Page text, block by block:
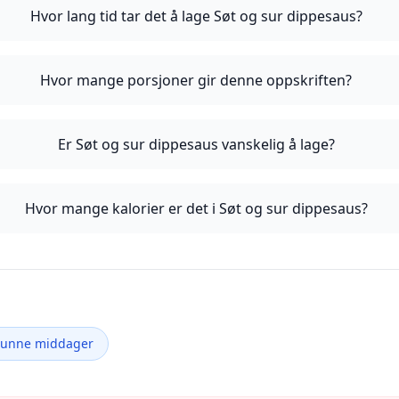
Hvor lang tid tar det å lage Søt og sur dippesaus?
Hvor mange porsjoner gir denne oppskriften?
Er Søt og sur dippesaus vanskelig å lage?
Hvor mange kalorier er det i Søt og sur dippesaus?
middager